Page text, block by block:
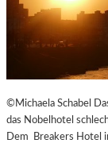
©Michaela Schabel
das Nobelhotel
Dem Breakers Hotel